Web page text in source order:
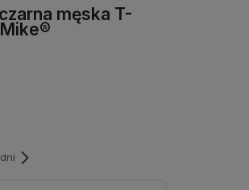
z naszej aktualnej
przywrócić dodane
poprzedniej sesji.
męska T-